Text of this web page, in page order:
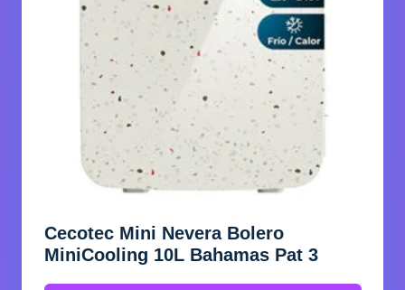
Cecotec Mini Nevera Bolero
MiniCooling 10L Bahamas Pat 3